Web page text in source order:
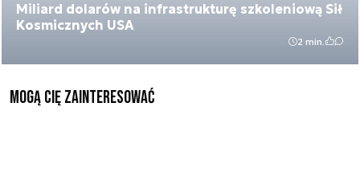
Miliard dolarów na infrastrukturę szkoleniową Sił
Kosmicznych USA
2 min.
Mogą Cię zainteresować